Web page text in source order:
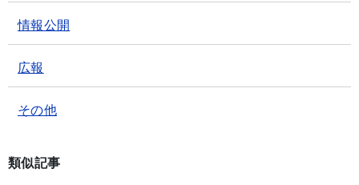
情報公開
広報
その他
類似記事